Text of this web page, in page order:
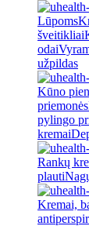
Lūpoms
šveitikliai
odai
užpildas
Kūno
priemonės
pylingo
kremai
Rankų
plauti
Kremai,